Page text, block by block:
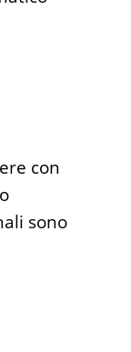
con
sono